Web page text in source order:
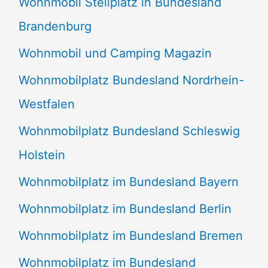
Brandenburg
Wohnmobil und Camping Magazin
Wohnmobilplatz Bundesland Nordrhein-
Westfalen
Wohnmobilplatz Bundesland Schleswig
Holstein
Wohnmobilplatz im Bundesland Bayern
Wohnmobilplatz im Bundesland Berlin
Wohnmobilplatz im Bundesland Bremen
Wohnmobilplatz im Bundesland